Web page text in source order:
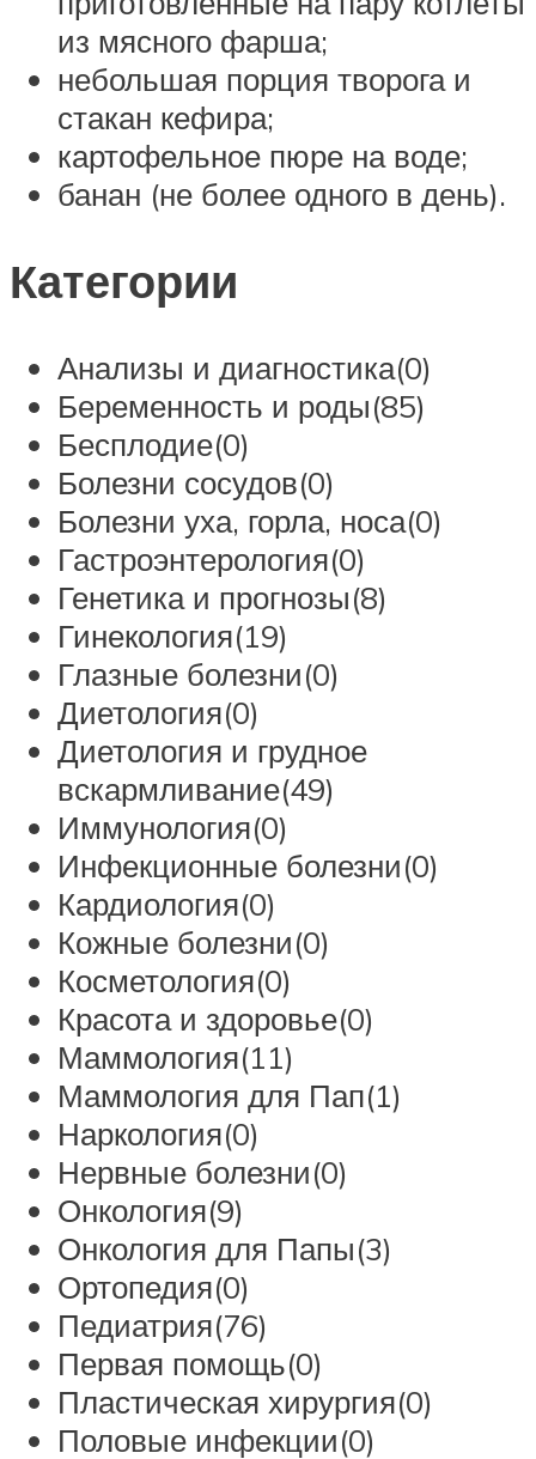
из мясного фарша;
небольшая порция творога и
стакан кефира;
картофельное пюре на воде;
банан (не более одного в день).
Категории
Анализы и диагностика(0)
Беременность и роды(85)
Бесплодие(0)
Болезни сосудов(0)
Болезни уха, горла, носа(0)
Гастроэнтерология(0)
Генетика и прогнозы(8)
Гинекология(19)
Глазные болезни(0)
Диетология(0)
Диетология и грудное
вскармливание(49)
Иммунология(0)
Инфекционные болезни(0)
Кардиология(0)
Кожные болезни(0)
Косметология(0)
Красота и здоровье(0)
Маммология(11)
Маммология для Пап(1)
Наркология(0)
Нервные болезни(0)
Онкология(9)
Онкология для Папы(3)
Ортопедия(0)
Педиатрия(76)
Первая помощь(0)
Пластическая хирургия(0)
Половые инфекции(0)